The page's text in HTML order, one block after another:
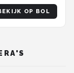
Tilt Functie
OP BOL